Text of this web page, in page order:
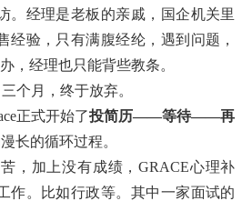
。经理是老板的亲戚，国企机关里
经验，只有满腹经纶，遇到问题，
，经理也只能背些教条。
个月，终于放弃。
正式开始了投简历——等待——再
长的循环过程。
，加上没有成绩，GRACE心理补
作。比如行政等。其中一家面试的